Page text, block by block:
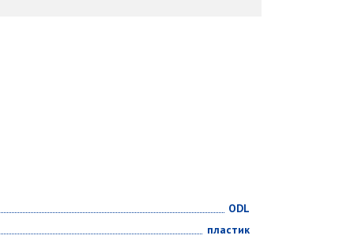
ODL
пластик